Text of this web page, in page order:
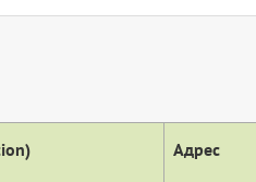
Адрес